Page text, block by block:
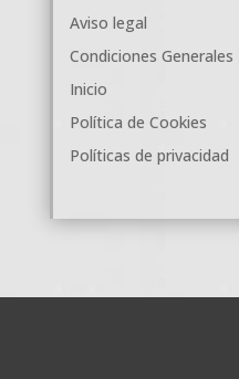
Aviso legal
Condiciones Generales
Inicio
Política de Cookies
Políticas de privacidad